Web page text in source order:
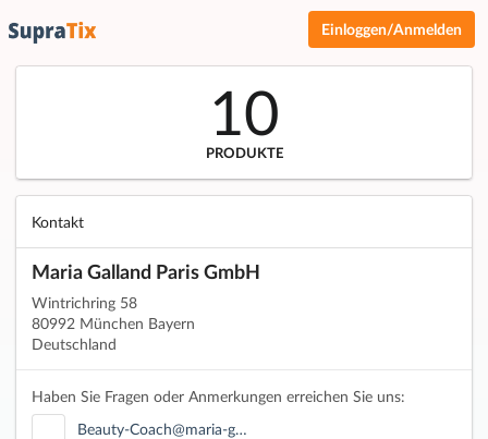
Einloggen/Anmelden
10
PRODUKTE
Kontakt
Maria Galland Paris GmbH
Wintrichring 58
80992 München Bayern
Deutschland
Haben Sie Fragen oder Anmerkungen erreichen Sie uns:
Beauty-Coach@maria-g…